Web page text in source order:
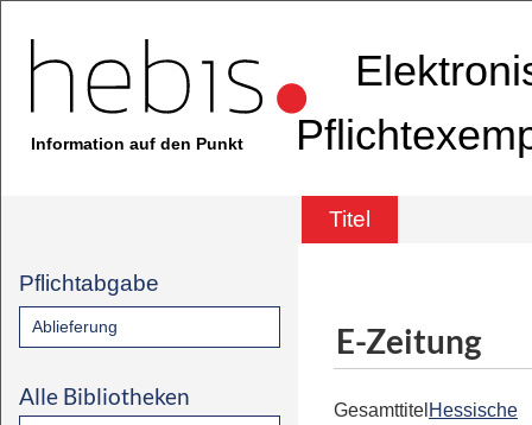
Information auf den Punkt
Titel
Pflichtabgabe
Ablieferung
Alle Bibliotheken
E-Zeitung
Gesamttitel Hessische